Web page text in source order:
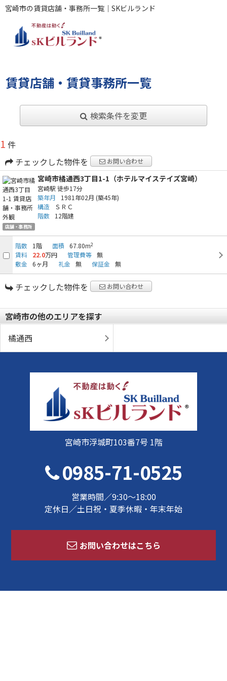
宮崎市の賃貸店舗・事務所一覧｜SKビルランド
賃貸店舗・賃貸事務所一覧
検索条件を変更
1 件
チェックした物件を
お問い合わせ
店舗・事務所
宮崎市橘通西3丁目1-1（ホテルマイステイズ宮崎）
宮崎駅 徒歩17分
築年月
1981年02月 (築45年)
構造
ＳＲＣ
階数
12階建
階数 1階 面積 67.80m2
賃料 22.0万円 管理費等 無
敷金
6ヶ月 礼金 無 保証金 無
チェックした物件を お問い合わせ
宮崎市の他のエリアを探す
橘通西
宮崎市浮城町103番7号 1階
0985-71-0525
営業時間／9:30～18:00
定休日／土日祝・夏季休暇・年末年始
お問い合わせはこちら